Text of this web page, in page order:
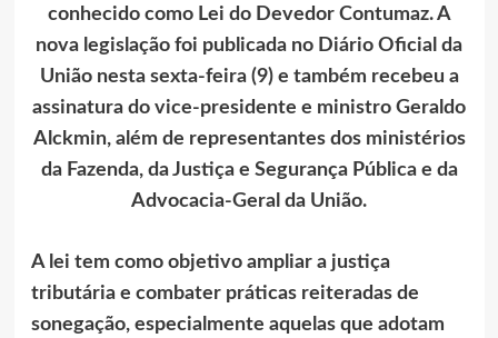
conhecido como Lei do Devedor Contumaz. A
nova legislação foi publicada no Diário Oficial da
União nesta sexta-feira (9) e também recebeu a
assinatura do vice-presidente e ministro Geraldo
Alckmin, além de representantes dos ministérios
da Fazenda, da Justiça e Segurança Pública e da
Advocacia-Geral da União.
A lei tem como objetivo ampliar a justiça
tributária e combater práticas reiteradas de
sonegação, especialmente aquelas que adotam